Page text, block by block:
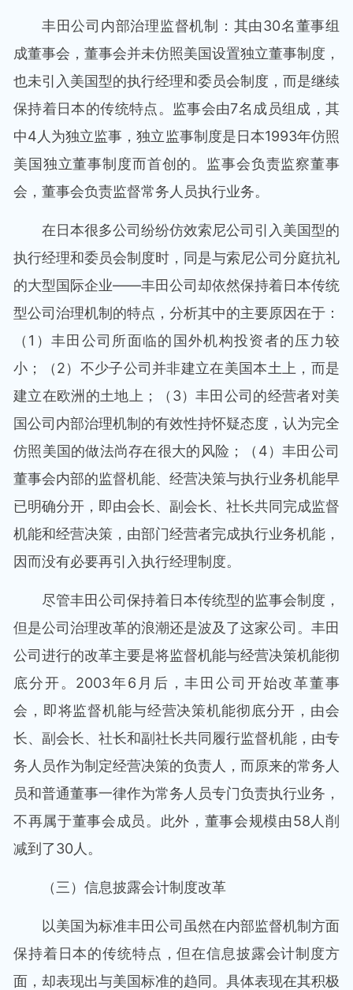
丰田公司内部治理监督机制：其由30名董事组
成董事会，董事会并未仿照美国设置独立董事制度，
也未引入美国型的执行经理和委员会制度，而是继续
保持着日本的传统特点。监事会由7名成员组成，其
中4人为独立监事，独立监事制度是日本1993年仿照
美国独立董事制度而首创的。监事会负责监察董事
会，董事会负责监督常务人员执行业务。
在日本很多公司纷纷仿效索尼公司引入美国型的
执行经理和委员会制度时，同是与索尼公司分庭抗礼
的大型国际企业——丰田公司却依然保持着日本传统
型公司治理机制的特点，分析其中的主要原因在于：
（1）丰田公司所面临的国外机构投资者的压力较
小；（2）不少子公司并非建立在美国本土上，而是
建立在欧洲的土地上；（3）丰田公司的经营者对美
国公司内部治理机制的有效性持怀疑态度，认为完全
仿照美国的做法尚存在很大的风险；（4）丰田公司
董事会内部的监督机能、经营决策与执行业务机能早
已明确分开，即由会长、副会长、社长共同完成监督
机能和经营决策，由部门经营者完成执行业务机能，
因而没有必要再引入执行经理制度。
尽管丰田公司保持着日本传统型的监事会制度，
但是公司治理改革的浪潮还是波及了这家公司。丰田
公司进行的改革主要是将监督机能与经营决策机能彻
底分开。2003年6月后，丰田公司开始改革董事
会，即将监督机能与经营决策机能彻底分开，由会
长、副会长、社长和副社长共同履行监督机能，由专
务人员作为制定经营决策的负责人，而原来的常务人
员和普通董事一律作为常务人员专门负责执行业务，
不再属于董事会成员。此外，董事会规模由58人削
减到了30人。
（三）信息披露会计制度改革
以美国为标准丰田公司虽然在内部监督机制方面
保持着日本的传统特点，但在信息披露会计制度方
面，却表现出与美国标准的趋同。具体表现在其积极